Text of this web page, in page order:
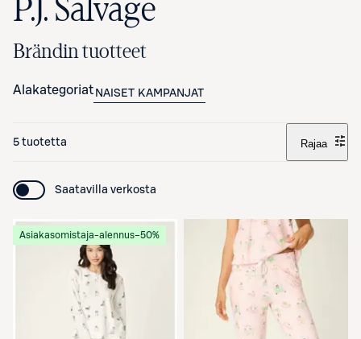
P.J. Salvage
Brändin tuotteet
Alakategoriat NAISET KAMPANJAT
5 tuotetta Rajaa
Saatavilla verkosta
Asiakasomistaja-alennus−50%